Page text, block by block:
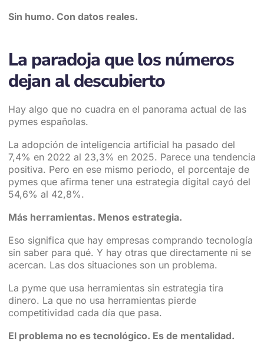
Sin humo. Con datos reales.
La paradoja que los números
dejan al descubierto
Hay algo que no cuadra en el panorama actual de las
pymes españolas.
La adopción de inteligencia artificial ha pasado del
7,4% en 2022 al 23,3% en 2025. Parece una tendencia
positiva. Pero en ese mismo periodo, el porcentaje de
pymes que afirma tener una estrategia digital cayó del
54,6% al 42,8%.
Más herramientas. Menos estrategia.
Eso significa que hay empresas comprando tecnología
sin saber para qué. Y hay otras que directamente ni se
acercan. Las dos situaciones son un problema.
La pyme que usa herramientas sin estrategia tira
dinero. La que no usa herramientas pierde
competitividad cada día que pasa.
El problema no es tecnológico. Es de mentalidad.